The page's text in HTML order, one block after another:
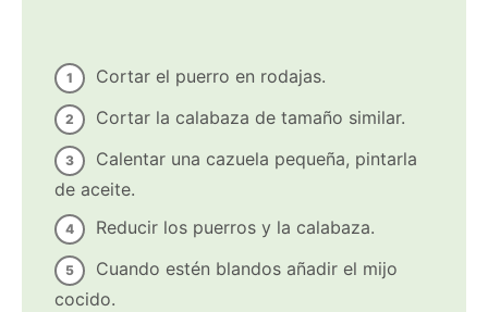
Cortar el puerro en rodajas.
Cortar la calabaza de tamaño similar.
Calentar una cazuela pequeña, pintarla
de aceite.
Reducir los puerros y la calabaza.
Cuando estén blandos añadir el mijo
cocido.